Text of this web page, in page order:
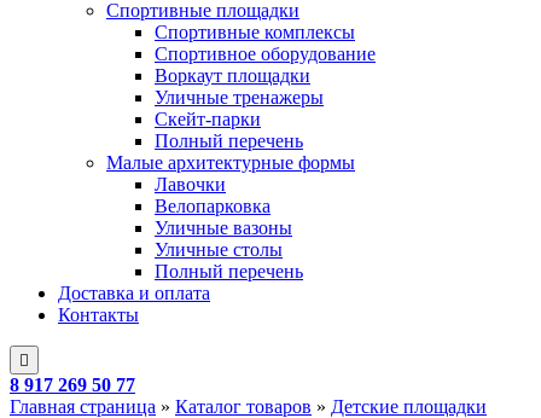
Спортивные площадки
Спортивные комплексы
Спортивное оборудование
Воркаут площадки
Уличные тренажеры
Скейт-парки
Полный перечень
Малые архитектурные формы
Лавочки
Велопарковка
Уличные вазоны
Уличные столы
Полный перечень
Доставка и оплата
Контакты
8 917 269 50 77
Главная страница » Каталог товаров » Детские площадки